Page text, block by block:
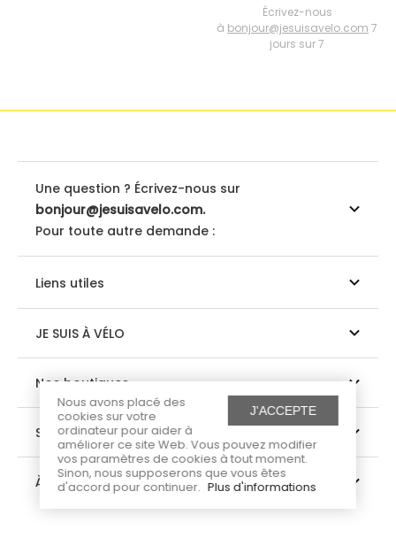
J'ACCEPTE
Nous avons placé des
cookies sur votre
ordinateur pour aider à
améliorer ce site Web. Vous pouvez modifier
vos paramètres de cookies à tout moment.
Sinon, nous supposerons que vous êtes
d'accord pour continuer. Plus d'informations
Écrivez-nous
à bonjour@jesuisavelo.com 7
jours sur 7
Une question ? Écrivez-nous sur
bonjour@jesuisavelo.com.
Pour toute autre demande :
Liens utiles
JE SUIS À VÉLO
Nos boutiques
Suivez-nous
À propos